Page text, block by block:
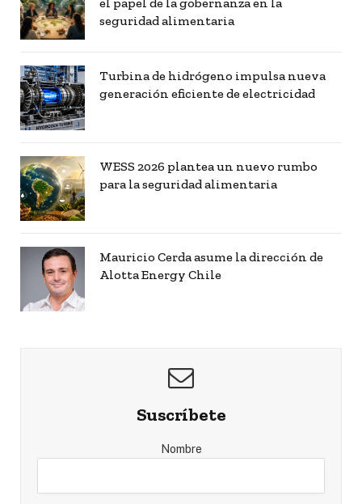
seguridad alimentaria
Turbina de hidrógeno impulsa nueva
generación eficiente de electricidad
WESS 2026 plantea un nuevo rumbo
para la seguridad alimentaria
Mauricio Cerda asume la dirección de
Alotta Energy Chile
Suscríbete
Nombre